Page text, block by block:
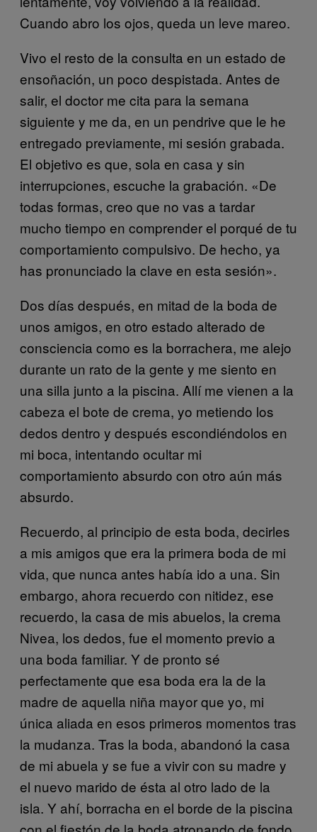
Cuando abro los ojos, queda un leve mareo.
Vivo el resto de la consulta en un estado de
ensoñación, un poco despistada. Antes de
salir, el doctor me cita para la semana
siguiente y me da, en un pendrive que le he
entregado previamente, mi sesión grabada.
El objetivo es que, sola en casa y sin
interrupciones, escuche la grabación. «De
todas formas, creo que no vas a tardar
mucho tiempo en comprender el porqué de tu
comportamiento compulsivo. De hecho, ya
has pronunciado la clave en esta sesión».
Dos días después, en mitad de la boda de
unos amigos, en otro estado alterado de
consciencia como es la borrachera, me alejo
durante un rato de la gente y me siento en
una silla junto a la piscina. Allí me vienen a la
cabeza el bote de crema, yo metiendo los
dedos dentro y después escondiéndolos en
mi boca, intentando ocultar mi
comportamiento absurdo con otro aún más
absurdo.
Recuerdo, al principio de esta boda, decirles
a mis amigos que era la primera boda de mi
vida, que nunca antes había ido a una. Sin
embargo, ahora recuerdo con nitidez, ese
recuerdo, la casa de mis abuelos, la crema
Nivea, los dedos, fue el momento previo a
una boda familiar. Y de pronto sé
perfectamente que esa boda era la de la
madre de aquella niña mayor que yo, mi
única aliada en esos primeros momentos tras
la mudanza. Tras la boda, abandonó la casa
de mi abuela y se fue a vivir con su madre y
el nuevo marido de ésta al otro lado de la
isla. Y ahí, borracha en el borde de la piscina